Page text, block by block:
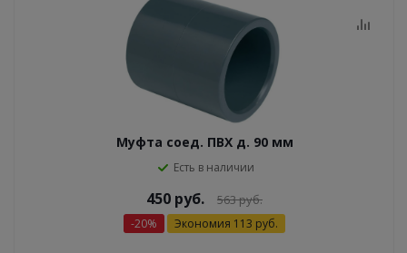
Муфта соед. ПВХ д. 90 мм
Есть в наличии
450 руб. 563руб.
-20% Экономия 113 руб.